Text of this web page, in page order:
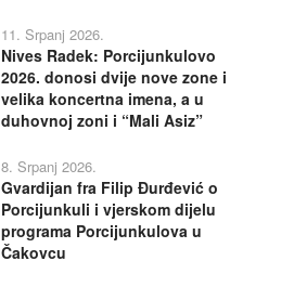
11. Srpanj 2026.
Nives Radek: Porcijunkulovo
2026. donosi dvije nove zone i
velika koncertna imena, a u
duhovnoj zoni i “Mali Asiz”
8. Srpanj 2026.
Gvardijan fra Filip Đurđević o
Porcijunkuli i vjerskom dijelu
programa Porcijunkulova u
Čakovcu